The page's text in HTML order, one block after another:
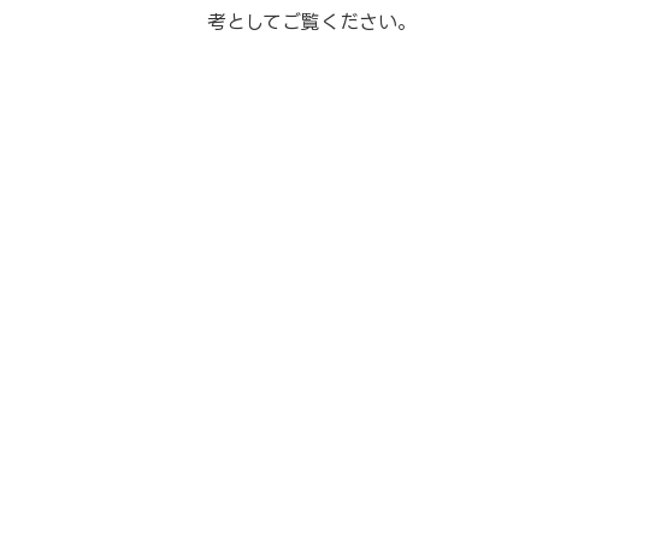
考としてご覧ください。